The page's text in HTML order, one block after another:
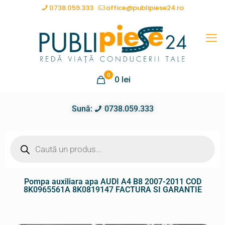
0738.059.333 office@publipiese24.ro
0 0 lei
Sună: 0738.059.333
Pompa auxiliara apa AUDI A4 B8 2007-2011 COD
8K0965561A 8K0819147 FACTURA SI GARANTIE